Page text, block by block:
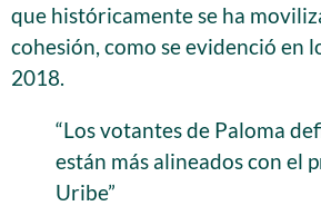
que históricamente se ha
cohesión, como se evidenció en
2018.
“Los votantes de Paloma
están más alineados con el
Uribe”